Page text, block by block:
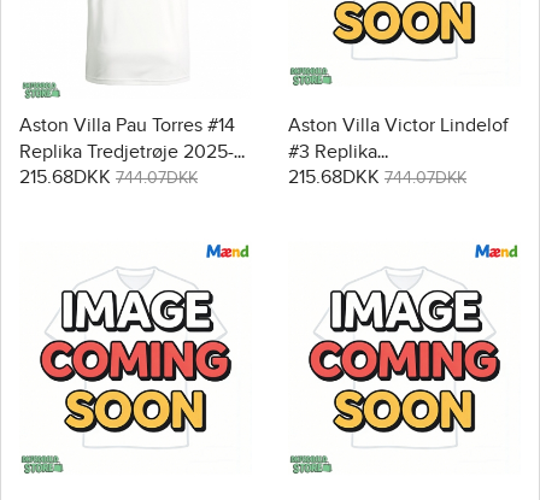
Aston Villa Pau Torres #14
Replika Tredjetrøje 2025-
26 Kortærmet
215.68DKK 744.07DKK
Aston Villa Victor Lindelof
#3 Replika
Hjemmebanetrøje 2025-26
215.68DKK 744.07DKK